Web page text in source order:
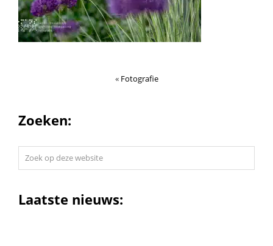
« Fotografie
Zoeken:
website
Laatste nieuws: